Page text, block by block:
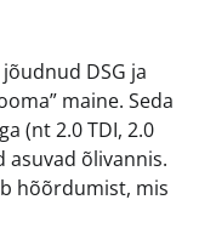
DSG ja
maine. Seda
(nt 2.0 TDI, 2.0
asuvad õlivannis.
hõõrdumist, mis